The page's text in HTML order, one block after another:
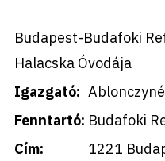
Budapest-Budafoki
Halacska Óvodája
Igazgató:
Fenntartó: Budafoki
Cím:
1221